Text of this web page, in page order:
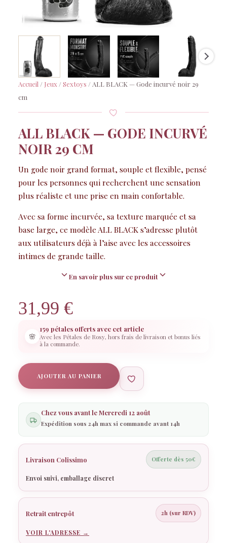
Accueil / Jeux /Sextoys / ALL BLACK — Gode incurvé noir 29
cm
ALL BLACK — GODE INCURVÉ
NOIR 29 CM
Un gode noir grand format, souple et flexible, pensé
pour les personnes qui recherchent une sensation
plus réaliste et une prise en main confortable.
Avec sa forme incurvée, sa texture marquée et sa
base large, ce modèle ALL BLACK s’adresse plutôt
aux utilisateurs déjà à l’aise avec les accessoires
intimes de grande taille.
En savoir plus sur ce produit
31,99 €
🌸
159 pétales offerts avec cet article
Avec les Pétales de Rosy, hors frais de livraison et bonus liés
à la commande.
AJOUTER AU PANIER
Chez vous avant leMercredi 12 août
Expédition sous 24h max si commande avant 14h
Livraison Colissimo Offerte dès 50€
Envoi suivi, emballage discret
Retrait entrepôt 2h (sur RDV)
VOIR L'ADRESSE →
Rosy